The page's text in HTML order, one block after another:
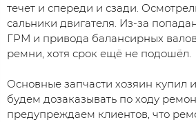
течет и спереди и сзади.
сальники двигателя. Из-за
ГРМ и привода балансирных
ремни, хотя срок ещё не подошёл.
Основные запчасти хозяин купил
будем дозаказывать по ходу
предупреждаем клиентов, что